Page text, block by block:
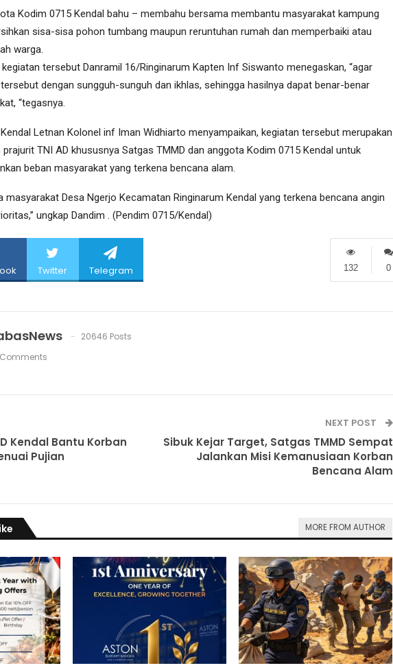
Kodim 0715 Kendal bahu – membahu bersama membantu masyarakat kampung
sisa-sisa pohon tumbang maupun reruntuhan rumah dan memperbaiki atau
warga.
tersebut Danramil 16/Ringinarum Kapten Inf Siswanto menegaskan, “agar
dengan sungguh-sunguh dan ikhlas, sehingga hasilnya dapat benar-benar
“tegasnya.
Letnan Kolonel inf Iman Widhiarto menyampaikan, kegiatan tersebut merupakan
TNI AD khususnya Satgas TMMD dan anggota Kodim 0715 Kendal untuk
beban masyarakat yang terkena bencana alam.
masyarakat Desa Ngerjo Kecamatan Ringinarum Kendal yang terkena bencana angin
ungkap Dandim . (Pendim 0715/Kendal)
0
132
Twitter Telegram
20646 Posts
Kendal Bantu Korban
Pujian
NEXT POST
Sibuk Kejar Target, Satgas TMMD Sempat
Jalankan Misi Kemanusiaan Korban
Bencana Alam
MORE FROM AUTHOR